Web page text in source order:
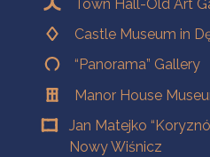
Town Hall-Old Art
Castle Museum in
“Panorama” Gallery
Manor House
Jan Matejko
Nowy Wiśnicz